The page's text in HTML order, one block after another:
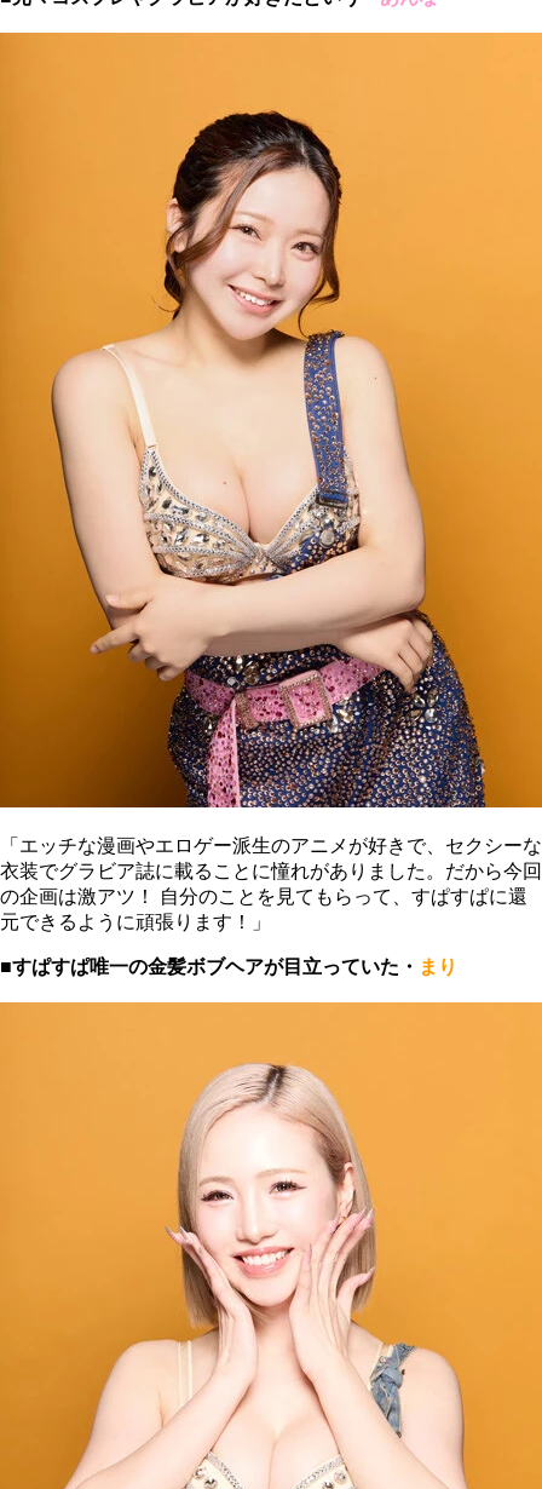
「エッチな漫画やエロゲー派生のアニメが好きで、セクシーな
衣装でグラビア誌に載ることに憧れがありました。だから今回
の企画は激アツ！ 自分のことを見てもらって、すぱすぱに還
元できるように頑張ります！」
■すぱすぱ唯一の金髪ボブヘアが目立っていた・ まり